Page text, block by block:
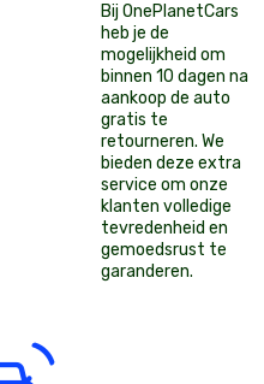
Bij OnePlanetCars
heb je de
mogelijkheid om
binnen 10 dagen na
aankoop de auto
gratis te
retourneren. We
bieden deze extra
service om onze
klanten volledige
tevredenheid en
gemoedsrust te
garanderen.